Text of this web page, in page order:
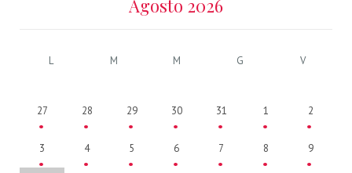
Agosto 2026
L M M G V
27 28 29 30 31 1 2
3 4 5 6 7 8 9